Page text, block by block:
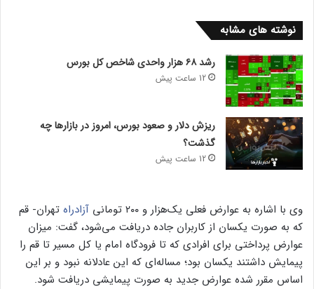
نوشته های مشابه
رشد ۶۸ هزار واحدی شاخص کل بورس
12 ساعت پیش
ریزش دلار و صعود بورس، امروز در بازارها چه
گذشت؟
12 ساعت پیش
وی با اشاره به عوارض فعلی یک‌هزار و ۲۰۰ تومانی آزادراه تهران- قم
که به صورت یکسان از کاربران جاده دریافت می‌شود، گفت: میزان
عوارض پرداختی برای افرادی که تا فرودگاه امام یا کل مسیر تا قم را
پیمایش داشتند یکسان بود؛ مساله‌ای که این عادلانه نبود و بر این
اساس مقرر شده عوارض جدید به صورت پیمایشی دریافت شود.